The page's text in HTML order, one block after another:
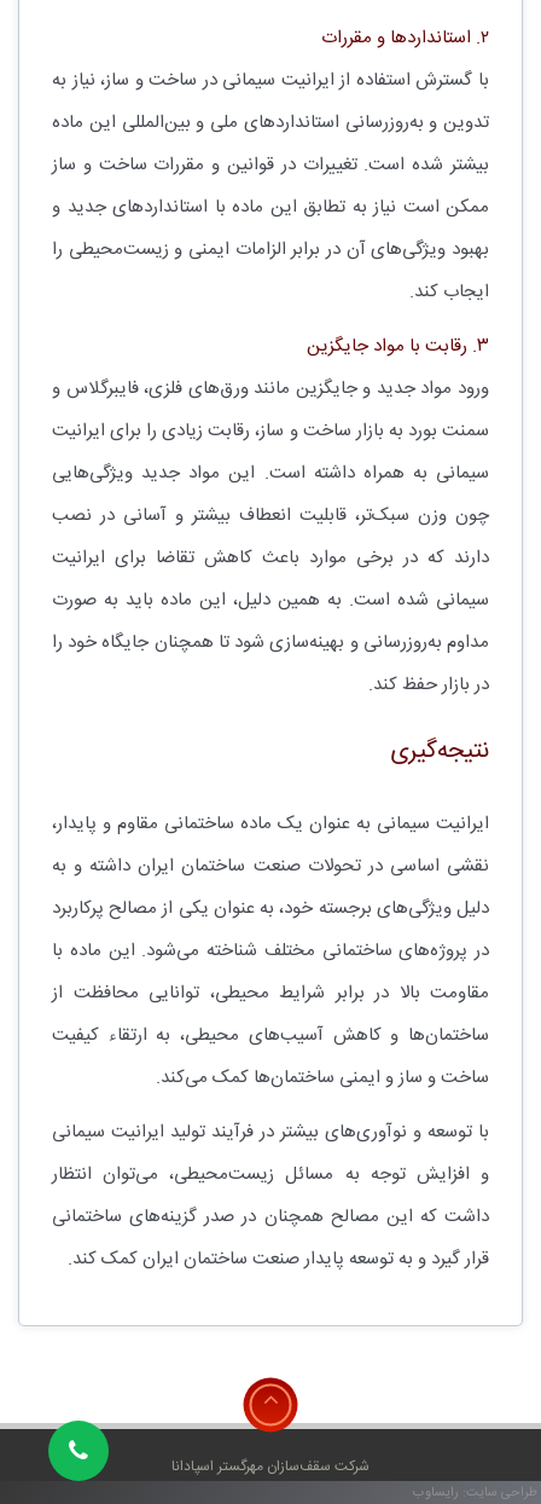
۲. استانداردها و مقررات
با گسترش استفاده از ایرانیت سیمانی در ساخت و ساز، نیاز به
تدوین و به‌روزرسانی استانداردهای ملی و بین‌المللی این ماده
بیشتر شده است. تغییرات در قوانین و مقررات ساخت و ساز
ممکن است نیاز به تطابق این ماده با استانداردهای جدید و
بهبود ویژگی‌های آن در برابر الزامات ایمنی و زیست‌محیطی را
ایجاب کند.
۳. رقابت با مواد جایگزین
ورود مواد جدید و جایگزین مانند ورق‌های فلزی، فایبرگلاس و
سمنت بورد به بازار ساخت و ساز، رقابت زیادی را برای ایرانیت
سیمانی به همراه داشته است. این مواد جدید ویژگی‌هایی
چون وزن سبک‌تر، قابلیت انعطاف بیشتر و آسانی در نصب
دارند که در برخی موارد باعث کاهش تقاضا برای ایرانیت
سیمانی شده است. به همین دلیل، این ماده باید به صورت
مداوم به‌روزرسانی و بهینه‌سازی شود تا همچنان جایگاه خود را
در بازار حفظ کند.
نتیجه‌گیری
ایرانیت سیمانی به عنوان یک ماده ساختمانی مقاوم و پایدار،
نقشی اساسی در تحولات صنعت ساختمان ایران داشته و به
دلیل ویژگی‌های برجسته خود، به عنوان یکی از مصالح پرکاربرد
در پروژه‌های ساختمانی مختلف شناخته می‌شود. این ماده با
مقاومت بالا در برابر شرایط محیطی، توانایی محافظت از
ساختمان‌ها و کاهش آسیب‌های محیطی، به ارتقاء کیفیت
ساخت و ساز و ایمنی ساختمان‌ها کمک می‌کند.
با توسعه و نوآوری‌های بیشتر در فرآیند تولید ایرانیت سیمانی
و افزایش توجه به مسائل زیست‌محیطی، می‌توان انتظار
داشت که این مصالح همچنان در صدر گزینه‌های ساختمانی
قرار گیرد و به توسعه پایدار صنعت ساختمان ایران کمک کند.
شرکت سقف‌سازان مهرگستر اسپادانا
طراحی سایت: رایساوب